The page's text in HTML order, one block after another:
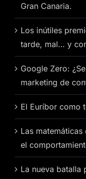
Gran Canaria.
Los inútiles
tarde, mal… y
Google Zero:
marketing de
El Euríbor como
Las
el
La nueva batalla